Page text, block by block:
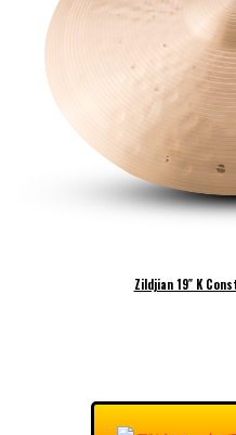
Zildjian 19″ K